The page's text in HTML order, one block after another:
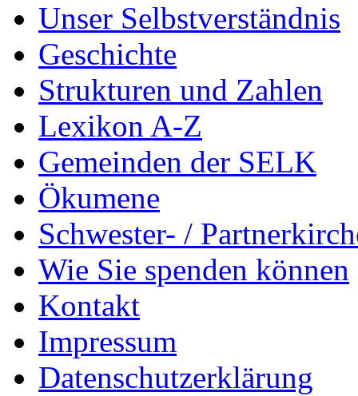
Unser Selbstverständnis
Geschichte
Strukturen und Zahlen
Lexikon A-Z
Gemeinden der SELK
Ökumene
Schwester- /
Wie Sie spenden können
Kontakt
Impressum
Datenschutzerklärung